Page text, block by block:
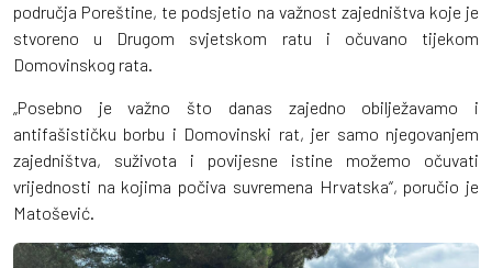
područja Poreštine, te podsjetio na važnost zajedništva koje je
stvoreno u Drugom svjetskom ratu i očuvano tijekom
Domovinskog rata.
„Posebno je važno što danas zajedno obilježavamo i
antifašističku borbu i Domovinski rat, jer samo njegovanjem
zajedništva, suživota i povijesne istine možemo očuvati
vrijednosti na kojima počiva suvremena Hrvatska“, poručio je
Matošević.